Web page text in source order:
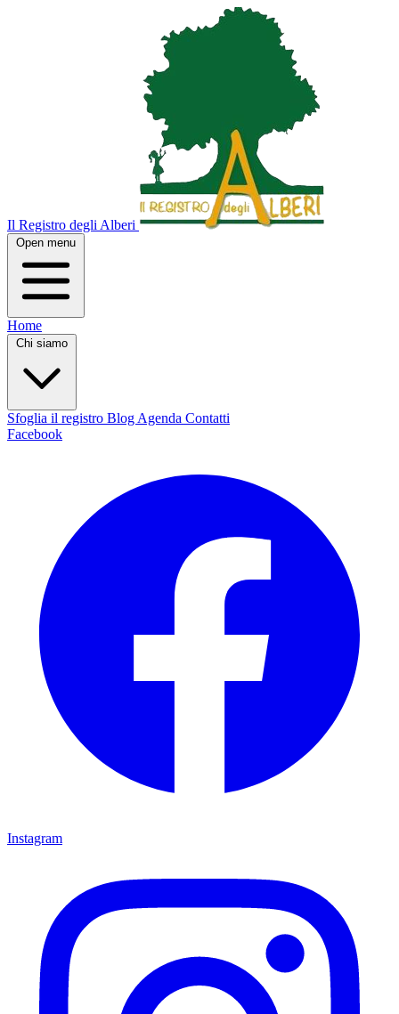
Il Registro degli Alberi
Open menu
Home
Chi siamo
Sfoglia il registro Blog Agenda Contatti
Facebook
Instagram